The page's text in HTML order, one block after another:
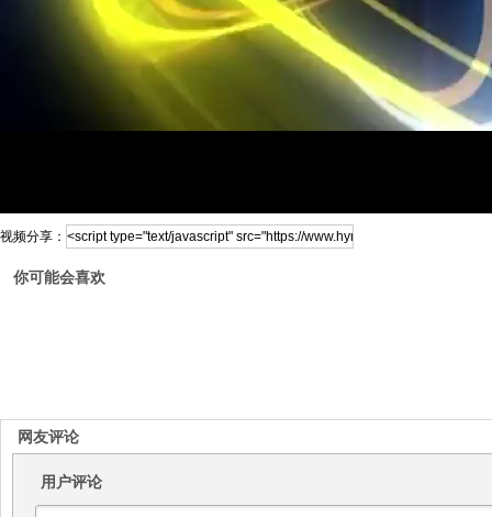
视频分享：
你可能会喜欢
网友评论
用户评论